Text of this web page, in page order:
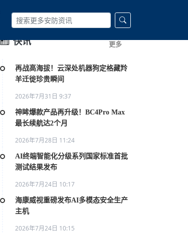
快讯 更多
再战高海拔！云深处机器狗定格藏羚
羊迁徙珍贵瞬间
2026年7月31日 9:37
神眸爆款产品再升级！BC4Pro Max
最长续航达2个月
2026年7月28日 11:24
AI终端智能化分级系列国家标准首批
测试结果发布
2026年7月24日 10:17
海康威视重磅发布AI多模态安全生产
主机
2026年7月24日 10:15